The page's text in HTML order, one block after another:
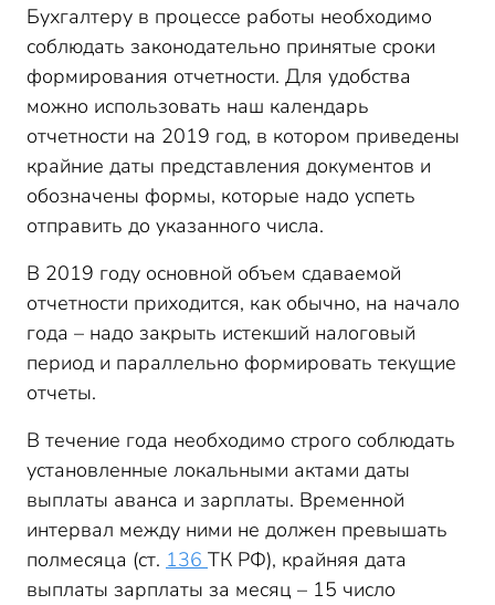
Календарь бухгалтера 2019 года – сроки сдачи
отчетности (4 квартал)
Календарь бухгалтера 2019 – УСН
Бухгалтеру в процессе работы необходимо
соблюдать законодательно принятые сроки
формирования отчетности. Для удобства
можно использовать наш календарь
отчетности на 2019 год, в котором приведены
крайние даты представления документов и
обозначены формы, которые надо успеть
отправить до указанного числа.
В 2019 году основной объем сдаваемой
отчетности приходится, как обычно, на начало
года – надо закрыть истекший налоговый
период и параллельно формировать текущие
отчеты.
В течение года необходимо строго соблюдать
установленные локальными актами даты
выплаты аванса и зарплаты. Временной
интервал между ними не должен превышать
полмесяца (ст. 136 ТК РФ), крайняя дата
выплаты зарплаты за месяц – 15 число